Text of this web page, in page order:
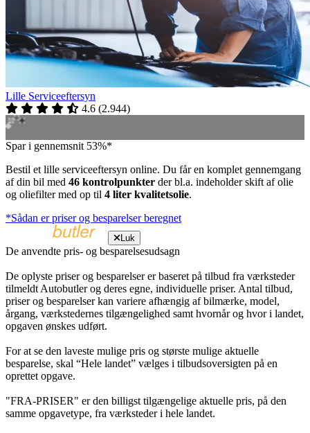
Lille Serviceeftersyn
4.6 (2.944)
Spar i gennemsnit 53%*
Bestil et lille serviceeftersyn online. Du får en komplet gennemgang
af din bil med 46 kontrolpunkter der bl.a. indeholder skift af olie
og oliefilter med op til 4 liter kvalitetsolie.
*Sådan er priser og besparelser beregnet
Luk
De anvendte pris- og besparelsesudsagn
De oplyste priser og besparelser er baseret på tilbud fra værksteder
tilmeldt Autobutler og deres egne, individuelle priser. Antal tilbud,
priser og besparelser kan variere afhængig af bilmærke, model,
årgang, værkstedernes tilgængelighed samt hvornår og hvor i landet,
opgaven ønskes udført.
For at se den laveste mulige pris og største mulige aktuelle
besparelse, skal “Hele landet” vælges i tilbudsoversigten på en
oprettet opgave.
"FRA-PRISER" er den billigst tilgængelige aktuelle pris, på den
samme opgavetype, fra værksteder i hele landet.